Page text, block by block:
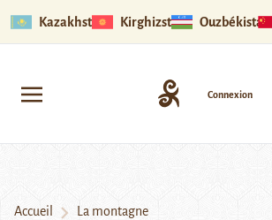
Kazakhstan Kirghizstan Ouzbékistan
Connexion
Accueil La montagne